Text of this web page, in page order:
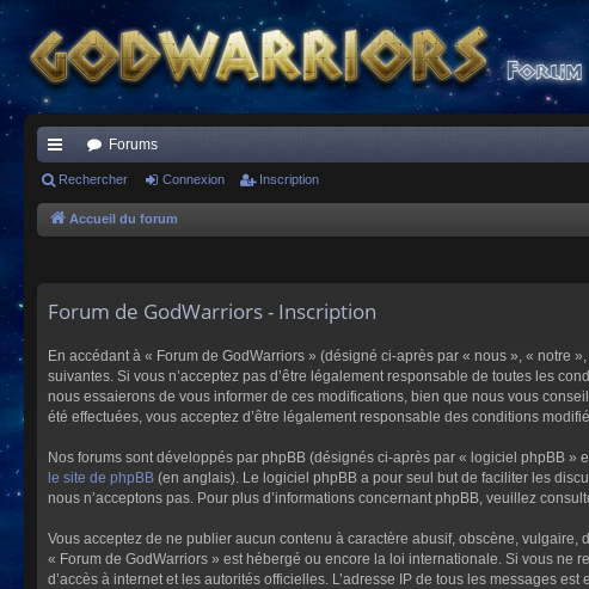
ac
co
s
Forums
Rechercher Connexion Inscription
Accueil du forum
Forum de GodWarriors - Inscription
En accédant à « Forum de GodWarriors » (désigné ci-après par « nous », « notre
suivantes. Si vous n’acceptez pas d’être légalement responsable de toutes les
nous essaierons de vous informer de ces modifications, bien que nous vous
été effectuées, vous acceptez d’être légalement responsable des conditions
Nos forums sont développés par phpBB (désignés ci-après par « logiciel phpBB
le site de phpBB (en anglais). Le logiciel phpBB a pour seul but de faciliter les
nous n’acceptons pas. Pour plus d’informations concernant phpBB, veuillez
Vous acceptez de ne publier aucun contenu à caractère abusif, obscène,
« Forum de GodWarriors » est hébergé ou encore la loi internationale. Si vous ne
d’accès à internet et les autorités officielles. L’adresse IP de tous les messages